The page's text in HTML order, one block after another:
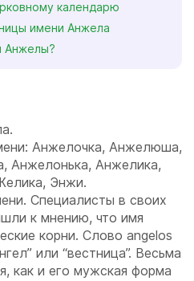
календарю
имени Анжела
Анжелы?
Анжелочка, Анжелюша,
Анжелонька, Анжелика,
Энжи.
Специалисты в своих
к мнению, что имя
корни. Слово angelos
или “вестница”. Весьма
как и его мужская форма